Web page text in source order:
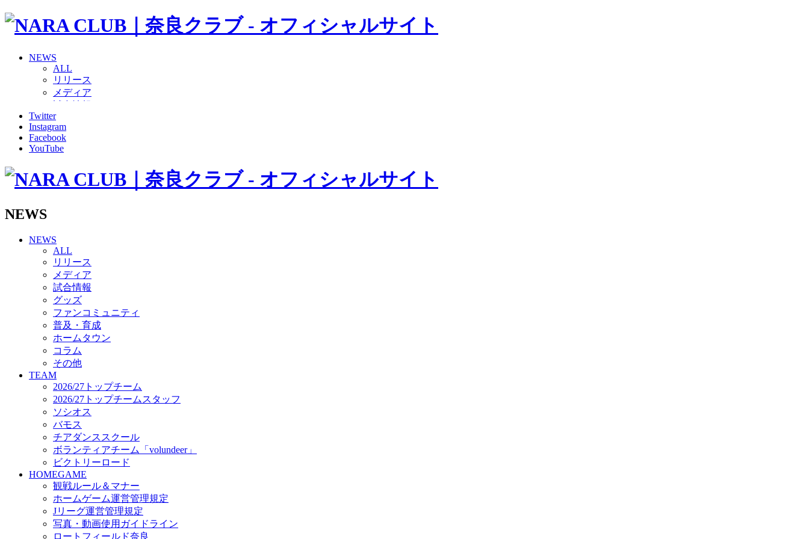
NEWS
ALL
リリース
メディア
グッズ
ファンコミュニティ
普及・育成
ホームタウン
その他
バモス
チアダンススクール
ボランティアチーム「volundeer」
ビクトリーロード
HOMEGAME
観戦ルール＆マナー
ホームゲーム運営管理規定
Jリーグ運営管理規定
写真・動画使用ガイドライン
ロートフィールド奈良
SCHEDULE
2026/27
練習見学時のファンサービスについて
TICKET
奈良クラブ明治安田J3リーグ2026/27シーズン試合観戦チケット
奈良クラブ明治安田Ｊ3リーグ 2026/27シーズン「鹿パス」
観戦ルール＆マナー
FANCOMMUNITY
2026/27ファンコミュニティ
サポートショップ
GOODS
オフィシャルストア（実店舗）
オンラインストア
ACADEMY
アカデミーについて
Twitter
Instagram
Facebook
YouTube
NEWS
NEWS
ALL
リリース
メディア
試合情報
グッズ
ファンコミュニティ
普及・育成
ホームタウン
コラム
その他
TEAM
2026/27トップチーム
2026/27トップチームスタッフ
ソシオス
バモス
チアダンススクール
ボランティアチーム「volundeer」
ビクトリーロード
HOMEGAME
観戦ルール＆マナー
ホームゲーム運営管理規定
Jリーグ運営管理規定
写真・動画使用ガイドライン
ロートフィールド奈良